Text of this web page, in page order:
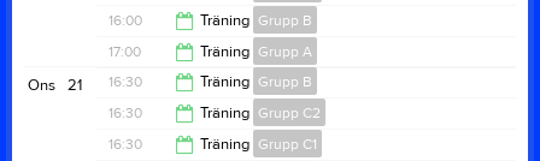
16:50
16:50
16:00 Träning Grupp B
18:00
17:00 Träning Grupp A
19:30
21
Ons 16:30 Träning Grupp B
19:30
16:30 Träning Grupp C2
16:30 Träning Grupp C1